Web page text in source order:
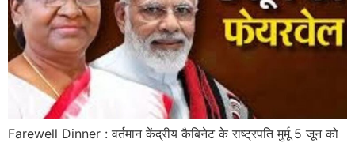
Farewell Dinner : वर्तमान केंद्रीय कैबिनेट के राष्ट्रपति मुर्मू 5 जून को